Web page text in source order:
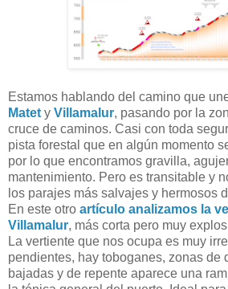
Estamos hablando del camino que
Matet y Villamalur, pasando por la
cruce de caminos. Casi con toda
pista forestal que en algún momento
por lo que encontramos gravilla,
mantenimiento. Pero es transitable y
los parajes más salvajes y hermosos
En este otro artículo analizamos la
Villamalur, más corta pero muy
La vertiente que nos ocupa es muy
pendientes, hay toboganes, zonas de
bajadas y de repente aparece una